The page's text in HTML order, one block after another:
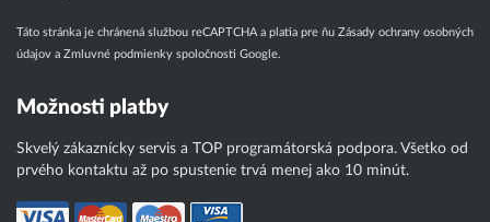
Táto stránka je chránená službou reCAPTCHA a platia pre ňu Zásady ochrany osobných
údajov a Zmluvné podmienky spoločnosti Google.
Možnosti platby
Skvelý zákaznícky servis a TOP programátorská podpora. Všetko od
prvého kontaktu až po spustenie trvá menej ako 10 minút.